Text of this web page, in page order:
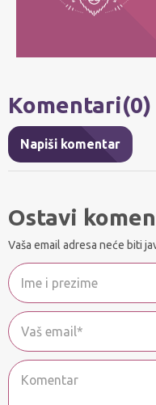
Komentari(0)
Napiši komentar
Ostavi
Vaša email adresa neće biti